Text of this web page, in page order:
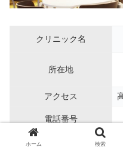
クリニック名
所在地
アクセス
電話番号
ホーム 検索